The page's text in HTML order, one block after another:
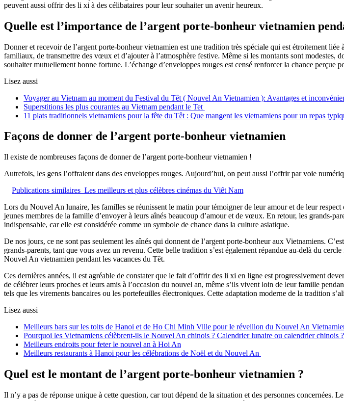
peuvent aussi offrir des li xi à des célibataires pour leur souhaiter un avenir heureux.
Quelle est l’importance de l’argent porte-bonheur vietnamien
Donner et recevoir de l’argent porte-bonheur vietnamien est une tradition très spéciale qui est étroitement
familiaux, de transmettre des vœux et d’ajouter à l’atmosphère festive. Même si les montants sont
souhaiter mutuellement bonne fortune. L’échange d’enveloppes rouges est censé renforcer la chance perçue
Lisez aussi
Voyager au Vietnam au moment du Festival du Têt ( Nouvel An Vietnamien ): Avantages et
Superstitions les plus courantes au Vietnam pendant le Tet
11 plats traditionnels vietnamiens pour la fête du Têt : Que mangent les vietnamiens pour un repas
Façons de donner de l’argent porte-bonheur vietnamien
Il existe de nombreuses façons de donner de l’argent porte-bonheur vietnamien !
Autrefois, les gens l’offraient dans des enveloppes rouges. Aujourd’hui, on peut aussi l’offrir par voie
Publications similaires Les meilleurs et plus célèbres cinémas du Viêt Nam
Lors du Nouvel An lunaire, les familles se réunissent le matin pour témoigner de leur amour et de leur
jeunes membres de la famille d’envoyer à leurs aînés beaucoup d’amour et de vœux. En retour, les grands-
indispensable, car elle est considérée comme un symbole de chance dans la culture asiatique.
De nos jours, ce ne sont pas seulement les aînés qui donnent de l’argent porte-bonheur aux Vietnamiens.
grands-parents, tant que vous avez un revenu. Cette belle tradition s’est également répandue au-delà du
Nouvel An vietnamien pendant les vacances du Têt.
Ces dernières années, il est agréable de constater que le fait d’offrir des li xi en ligne est progressivement
de célébrer leurs proches et leurs amis à l’occasion du nouvel an, même s’ils vivent loin de leur famille
tels que les virements bancaires ou les portefeuilles électroniques. Cette adaptation moderne de la tradition
Lisez aussi
Meilleurs bars sur les toits de Hanoi et de Ho Chi Minh Ville pour le réveillon du Nouvel An
Pourquoi les Vietnamiens célèbrent-ils le Nouvel An chinois ? Calendrier lunaire ou calendrier chinois ?
Meilleurs endroits pour feter le nouvel an à Hoi An
Meilleurs restaurants à Hanoi pour les célébrations de Noël et du Nouvel An
Quel est le montant de l’argent porte-bonheur vietnamien ?
Il n’y a pas de réponse unique à cette question, car tout dépend de la situation et des personnes